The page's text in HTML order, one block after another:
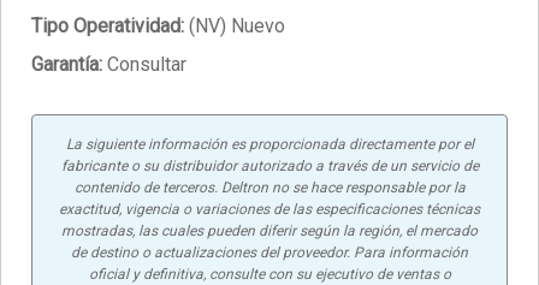
Tipo Operatividad: (NV) Nuevo
Garantía: Consultar
La siguiente información es proporcionada directamente por el
fabricante o su distribuidor autorizado a través de un servicio de
contenido de terceros. Deltron no se hace responsable por la
exactitud, vigencia o variaciones de las especificaciones técnicas
mostradas, las cuales pueden diferir según la región, el mercado
de destino o actualizaciones del proveedor. Para información
oficial y definitiva, consulte con su ejecutivo de ventas o